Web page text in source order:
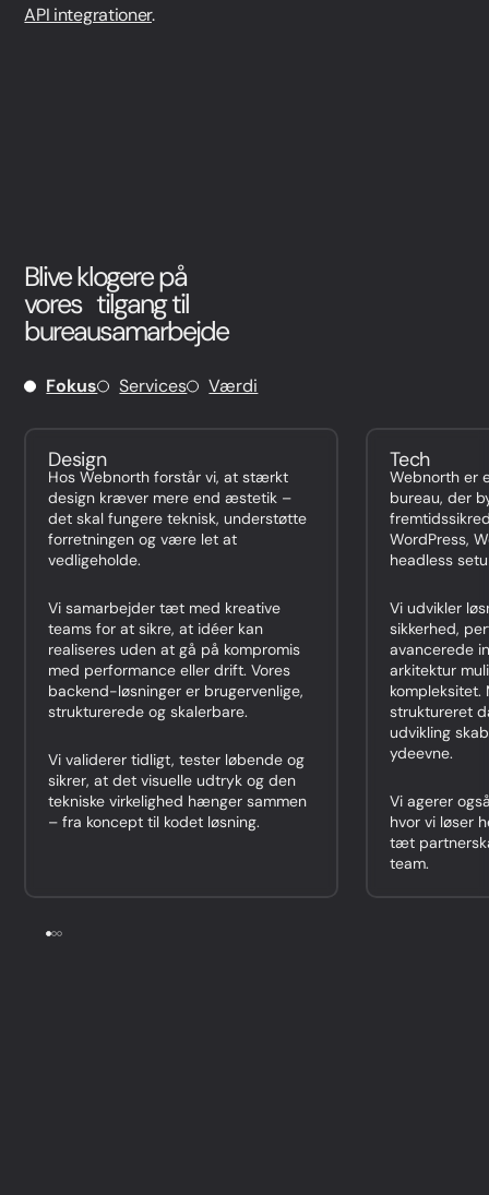
API integrationer.
Blive klogere på
vores tilgang til
bureausamarbejde
Fokus Services Værdi
Design
Hos Webnorth forstår vi, at stærkt
design kræver mere end æstetik –
det skal fungere teknisk, understøtte
forretningen og være let at
vedligeholde.
Vi samarbejder tæt med kreative
teams for at sikre, at idéer kan
realiseres uden at gå på kompromis
med performance eller drift. Vores
backend-løsninger er brugervenlige,
strukturerede og skalerbare.
Vi validerer tidligt, tester løbende og
sikrer, at det visuelle udtryk og den
tekniske virkelighed hænger sammen
– fra koncept til kodet løsning.
Tech
Webnorth er
bureau, der
WordPress,
headless
Vi udvikler
sikkerhed,
avancerede
arkitektur
kompleksitet.
struktureret
udvikling
ydeevne.
Vi agerer
hvor vi løser
tæt
team.